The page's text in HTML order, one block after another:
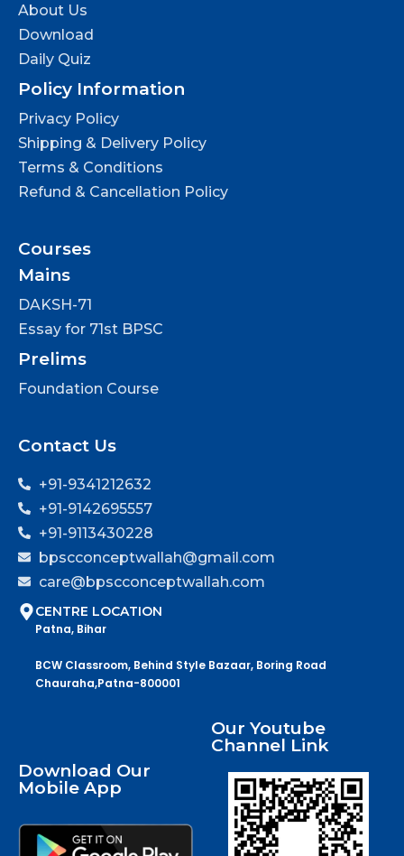
About Us
Download
Daily Quiz
Policy Information
Privacy Policy
Shipping & Delivery Policy
Terms & Conditions
Refund & Cancellation Policy
Courses
Mains
DAKSH-71
Essay for 71st BPSC
Prelims
Foundation Course
Contact Us
+91-9341212632
+91-9142695557
+91-9113430228
bpscconceptwallah@gmail.com
care@bpscconceptwallah.com
CENTRE LOCATION
Patna, Bihar
BCW Classroom, Behind Style Bazaar, Boring Road
Chauraha,Patna-800001
Download Our
Mobile App
Our Youtube
Channel Link